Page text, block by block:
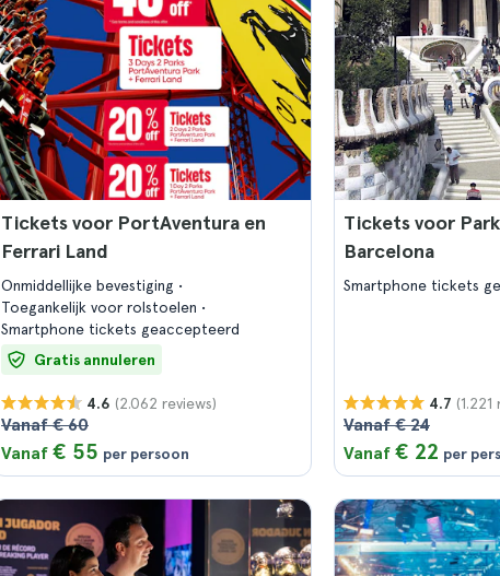
Tickets voor PortAventura en
Ferrari Land
Onmiddellijke bevestiging
Toegankelijk voor rolstoelen
Smartphone tickets geaccepteerd
Gratis annuleren
4.6 (2.062 reviews)
Vanaf € 60
Vanaf € 55 per persoon
Tickets voor
Barcelona
Smartphone tickets
4.7 (1.221
Vanaf € 24
Vanaf € 22 per